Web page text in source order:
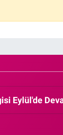
Eylül'de